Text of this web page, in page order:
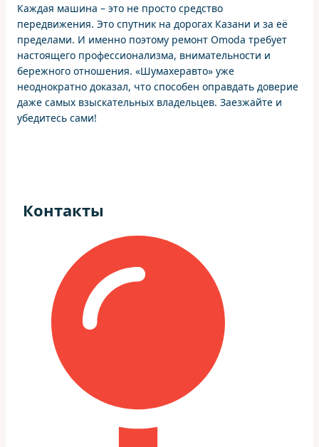
Каждая машина – это не просто средство
передвижения. Это спутник на дорогах Казани и за её
пределами. И именно поэтому ремонт Omoda требует
настоящего профессионализма, внимательности и
бережного отношения. «Шумахеравто» уже
неоднократно доказал, что способен оправдать доверие
даже самых взыскательных владельцев. Заезжайте и
убедитесь сами!
Контакты